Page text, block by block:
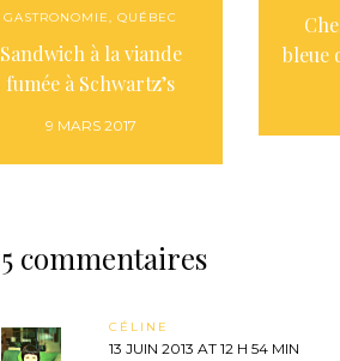
GASTRONOMIE,QUÉBEC
Sandwich à la viande
fumée à Schwartz’s
9 MARS 2017
bleue
5 commentaires
CÉLINE
13 JUIN 2013 AT 12 H 54 MIN